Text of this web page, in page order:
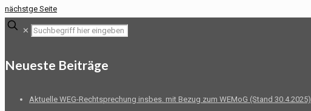
nächstge Seite
✕
Neueste Beiträge
Aktuelle WEG-Rechtsprechung insbes. mit Bezug zum WEMoG (Stand 30.4.2025)